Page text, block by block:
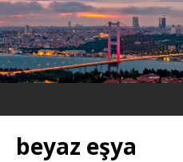
beyaz eşya